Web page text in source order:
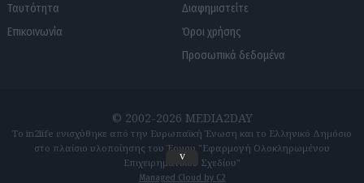
Ταυτότητα
Επικοινωνία
Διαφημιστείτε
Όροι χρήσης
Προσωπικά δεδομένα
© 2002-2026 MEDIA2DAY
Το in2life ενισχύθηκε από την Ευρωπαϊκή Ένωση και το Ελληνικό Δημόσιο
στο πλαίσιο υλοποίησης του Έργου "Εφαρμογή Ολοκληρωμένου
Επιχειρηματικού Σχεδίου"
Managed Cloud by C2
v